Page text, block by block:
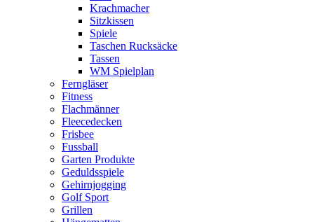
Krachmacher
Sitzkissen
Spiele
Taschen Rucksäcke
Tassen
WM Spielplan
Ferngläser
Fitness
Flachmänner
Fleecedecken
Frisbee
Fussball
Garten Produkte
Geduldsspiele
Gehirnjogging
Golf Sport
Grillen